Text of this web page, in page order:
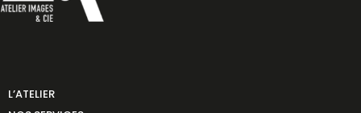
L’ATELIER